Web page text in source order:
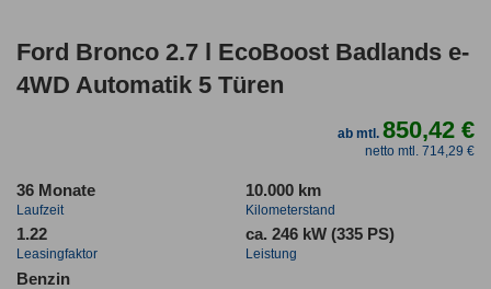
Ford Bronco 2.7 l EcoBoost Badlands e-
4WD Automatik 5 Türen
ab mtl.850,42 €
netto mtl. 714,29 €
36 Monate
Laufzeit
10.000 km
Kilometerstand
1.22
Leasingfaktor
ca. 246 kW (335 PS)
Leistung
Benzin